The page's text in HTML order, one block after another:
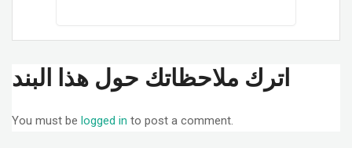
اترك ملاحظاتك حول هذا البند
You must be logged in to post a comment.